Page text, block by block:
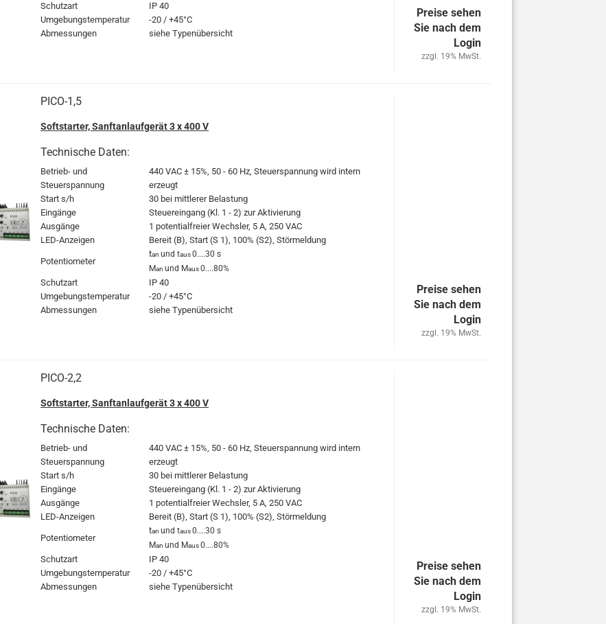
Schutzart
IP 40
Umgebungstemperatur
-20 / +45°C
Abmessungen
siehe Typenübersicht
Preise sehen
Sie nach dem
Login
zzgl. 19% MwSt.
PICO-1,5
Softstarter, Sanftanlaufgerät 3 x 400 V
Technische Daten:
Betrieb- und
Steuerspannung
440 VAC ± 15%, 50 - 60 Hz, Steuerspannung wird intern
erzeugt
Start s/h
30 bei mittlerer Belastung
Eingänge
Steuereingang (Kl. 1 - 2) zur Aktivierung
Ausgänge
1 potentialfreier Wechsler, 5 A, 250 VAC
LED-Anzeigen
Bereit (B), Start (S 1), 100% (S2), Störmeldung
Potentiometer
tan und taus0....30 s
Man und Maus0....80%
Schutzart
IP 40
Umgebungstemperatur
-20 / +45°C
Abmessungen
siehe Typenübersicht
Preise sehen
Sie nach dem
Login
zzgl. 19% MwSt.
PICO-2,2
Softstarter, Sanftanlaufgerät 3 x 400 V
Technische Daten:
Betrieb- und
Steuerspannung
440 VAC ± 15%, 50 - 60 Hz, Steuerspannung wird intern
erzeugt
Start s/h
30 bei mittlerer Belastung
Eingänge
Steuereingang (Kl. 1 - 2) zur Aktivierung
Ausgänge
1 potentialfreier Wechsler, 5 A, 250 VAC
LED-Anzeigen
Bereit (B), Start (S 1), 100% (S2), Störmeldung
Potentiometer
tan und taus0....30 s
Man und Maus0....80%
Schutzart
IP 40
Umgebungstemperatur
-20 / +45°C
Abmessungen
siehe Typenübersicht
Preise sehen
Sie nach dem
Login
zzgl. 19% MwSt.